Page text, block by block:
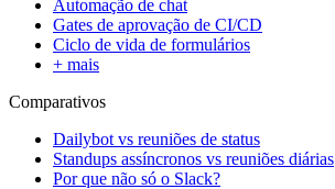
Automação de chat
Gates de aprovação de CI/CD
Ciclo de vida de formulários
+ mais
Comparativos
Dailybot vs reuniões de status
Standups assíncronos vs reuniões diárias
Por que não só o Slack?